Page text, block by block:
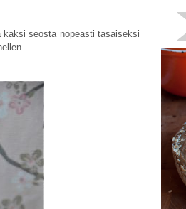
seosta nopeasti tasaiseksi